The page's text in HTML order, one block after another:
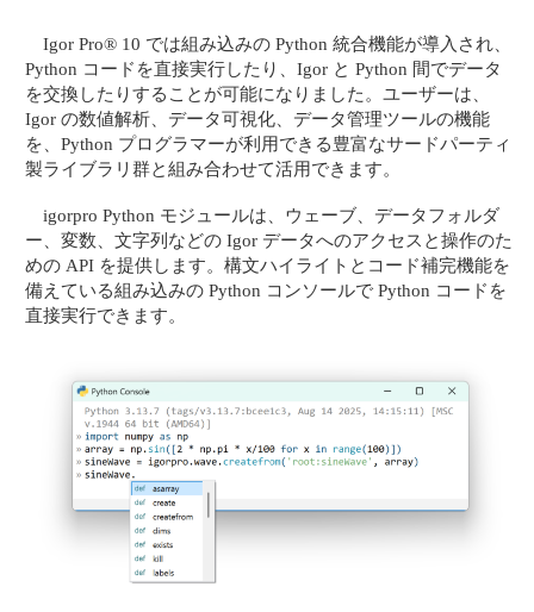
Igor Pro® 10 では組み込みの Python 統合機能が導入され、
Python コードを直接実行したり、Igor と Python 間でデータ
を交換したりすることが可能になりました。ユーザーは、
Igor の数値解析、データ可視化、データ管理ツールの機能
を、Python プログラマーが利用できる豊富なサードパーティ
製ライブラリ群と組み合わせて活用できます。
igorpro Python モジュールは、ウェーブ、データフォルダ
ー、変数、文字列などの Igor データへのアクセスと操作のた
めの API を提供します。構文ハイライトとコード補完機能を
備えている組み込みの Python コンソールで Python コードを
直接実行できます。